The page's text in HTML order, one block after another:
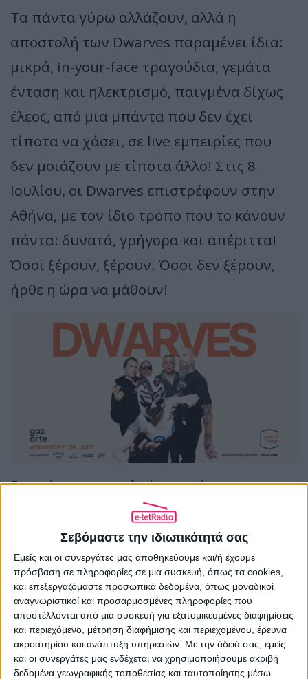
Σεβόμαστε την ιδιωτικότητά σας
Εμείς και οι συνεργάτες μας αποθηκεύουμε και/ή έχουμε
πρόσβαση σε πληροφορίες σε μια συσκευή, όπως τα cookies,
και επεξεργαζόμαστε προσωπικά δεδομένα, όπως μοναδικοί
αναγνωριστικοί και προσαρμοσμένες πληροφορίες που
αποστέλλονται από μια συσκευή για εξατομικευμένες διαφημίσεις
και περιεχόμενο, μέτρηση διαφήμισης και περιεχομένου, έρευνα
ακροατηρίου και ανάπτυξη υπηρεσιών. Με την άδειά σας, εμείς
και οι συνεργάτες μας ενδέχεται να χρησιμοποιήσουμε ακριβή
δεδομένα γεωγραφικής τοποθεσίας και ταυτοποίησης μέσω
Τα πάντα γύρω αλλάζουν, αλλά η
αποστολή των Dwarves παραμένει ίδια:
μικρά, in-your-face τραγούδια, γεμάτα
ένταση και ηλεκτρισμό, παιγμένα δίχως
έλεος, από μια μπάντα που δεν έχει
τίποτα να χάσει, σε live εμπειρίες που
δεν μοιάζουν με τίποτα άλλο! Στις 8
Ιουλίου, οι Dwarves επιστρέφουν στην
Αθήνα, με τον ίδιο τρόπο που το κάνουν
πάντα: δυνατά, γρήγορα και απέριττα!
Όσοι ξέρουν, ξέρουν. Όσοι δεν ξέρουν,
ήρθε η ώρα να μάθουν!
Εισιτήρια προπωλούνται μέσω της
και του δικτύου καταστημάτων
ΔΙΑΒΑΣΤΕ ΕΠΙΣΗΣ
Μέγαρο Μουσικής: Τα Highlights του νέου
καλλιτεχνικού προγράμματος